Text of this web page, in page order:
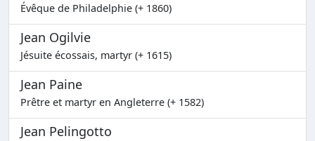
Évêque de Philadelphie (+ 1860)
Jean Ogilvie
Jésuite écossais, martyr (+ 1615)
Jean Paine
Prêtre et martyr en Angleterre (+ 1582)
Jean Pelingotto